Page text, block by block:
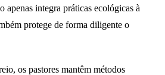
apenas integra práticas ecológicas à
protege de forma diligente o
os pastores mantêm métodos